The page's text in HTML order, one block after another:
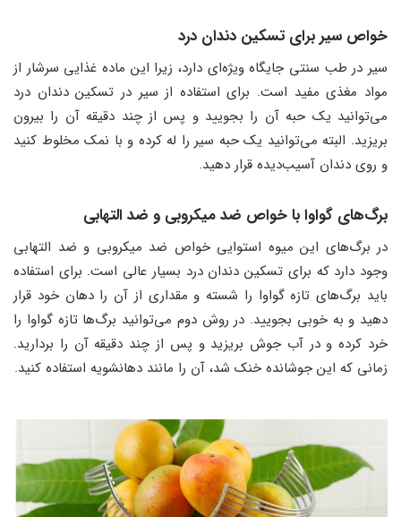
خواص سیر برای تسکین دندان درد
سیر در طب سنتی جایگاه ویژه‌ای دارد، زیرا این ماده غذایی سرشار از
مواد مغذی مفید است. برای استفاده از سیر در تسکین دندان درد
می‌توانید یک حبه آن را بجویید و پس از چند دقیقه آن را بیرون
بریزید. البته می‌توانید یک حبه سیر را له کرده و با نمک مخلوط کنید
و روی دندان آسیب‌دیده قرار دهید.
برگ‌های گواوا با خواص ضد میکروبی و ضد التهابی
در برگ‌های این میوه استوایی خواص ضد میکروبی و ضد التهابی
وجود دارد که برای تسکین دندان درد بسیار عالی است. برای استفاده
باید برگ‌های تازه گواوا را شسته و مقداری از آن را دهان خود قرار
دهید و به خوبی بجویید. در روش دوم می‌توانید برگ‌ها تازه گواوا را
خرد کرده و در آب جوش بریزید و پس از چند دقیقه آن را بردارید.
زمانی که این جوشانده خنک شد، آن را مانند دهانشویه استفاده کنید.